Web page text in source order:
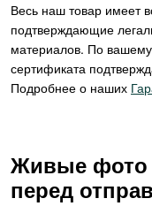
Весь наш товар имеет
подтверждающие
материалов. По
сертификата
Подробнее о наших
Живые фото
перед